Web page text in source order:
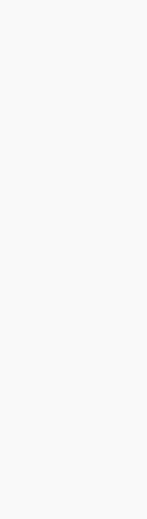
会（房协）75周
，鼓励房协居
低碳及健康的